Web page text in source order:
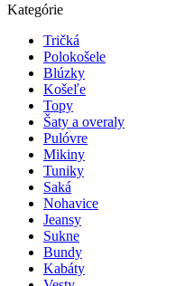
Kategórie
Tričká
Polokošele
Blúzky
Košeľe
Topy
Šaty a overaly
Pulóvre
Mikiny
Tuniky
Saká
Nohavice
Jeansy
Sukne
Bundy
Kabáty